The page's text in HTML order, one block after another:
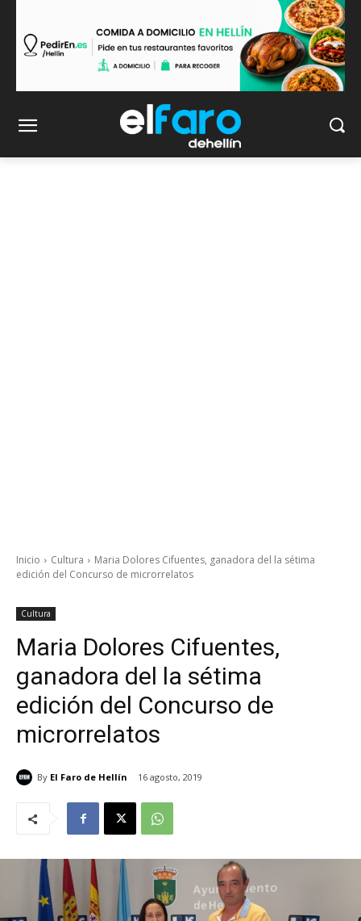
Inicio Cultura
Maria Dolores Cifuentes, ganadora del la sétima
edición del Concurso de microrrelatos
Cultura
Maria Dolores Cifuentes,
ganadora del la sétima
edición del Concurso de
microrrelatos
By El Faro de Hellín 16 agosto, 2019